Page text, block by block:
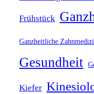
Frühstück
Ganzheitliche
Gesundheit
Kiefer